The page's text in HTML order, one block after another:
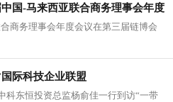
国-马来西亚联合商务理事会年度
商务理事会年度会议在第三届链博会
际科技企业联盟
科东恒投资总监杨俞佳一行到访“一带